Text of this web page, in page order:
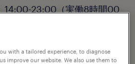
14:00-23:00（実働8時間00
with a tailored experience, to diagnose
improve our website. We also use them to